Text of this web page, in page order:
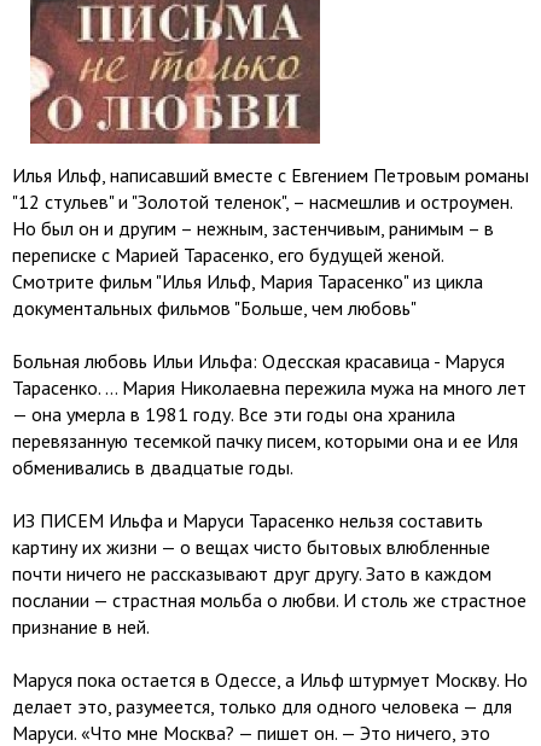
Илья Ильф, написавший вместе с Евгением Петровым романы
"12 стульев" и "Золотой теленок", – насмешлив и остроумен.
Но был он и другим – нежным, застенчивым, ранимым – в
переписке с Марией Тарасенко, его будущей женой.
Смотрите фильм "Илья Ильф, Мария Тарасенко" из цикла
документальных фильмов "Больше, чем любовь"
Больная любовь Ильи Ильфа: Одесская красавица - Маруся
Тарасенко. … Мария Николаевна пережила мужа на много лет
— она умерла в 1981 году. Все эти годы она хранила
перевязанную тесемкой пачку писем, которыми она и ее Иля
обменивались в двадцатые годы.
ИЗ ПИСЕМ Ильфа и Маруси Тарасенко нельзя составить
картину их жизни — о вещах чисто бытовых влюбленные
почти ничего не рассказывают друг другу. Зато в каждом
послании — страстная мольба о любви. И столь же страстное
признание в ней.
Маруся пока остается в Одессе, а Ильф штурмует Москву. Но
делает это, разумеется, только для одного человека — для
Маруси. «Что мне Москва? — пишет он. — Это ничего, это